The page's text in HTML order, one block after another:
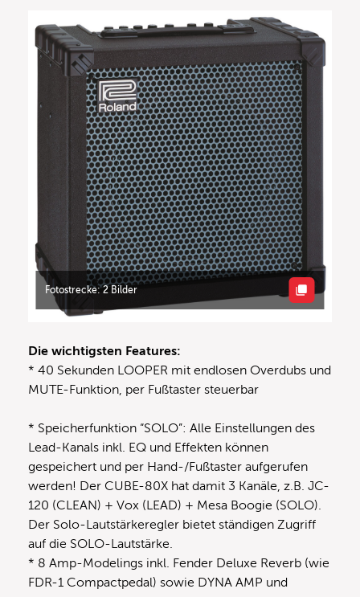
Fotostrecke: 2 Bilder
Die wichtigsten Features:
* 40 Sekunden LOOPER mit endlosen Overdubs und
MUTE-Funktion, per Fußtaster steuerbar
* Speicherfunktion “SOLO”: Alle Einstellungen des
Lead-Kanals inkl. EQ und Effekten können
gespeichert und per Hand-/Fußtaster aufgerufen
werden! Der CUBE-80X hat damit 3 Kanäle, z.B. JC-
120 (CLEAN) + Vox (LEAD) + Mesa Boogie (SOLO).
Der Solo-Lautstärkeregler bietet ständigen Zugriff
auf die SOLO-Lautstärke.
* 8 Amp-Modelings inkl. Fender Deluxe Reverb (wie
FDR-1 Compactpedal) sowie DYNA AMP und